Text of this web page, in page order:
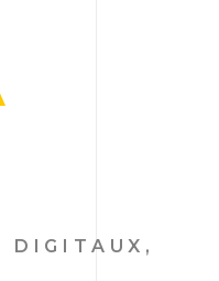
DIGITAUX,